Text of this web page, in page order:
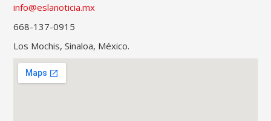
info@eslanoticia.mx
668-137-0915
Los Mochis, Sinaloa, México.